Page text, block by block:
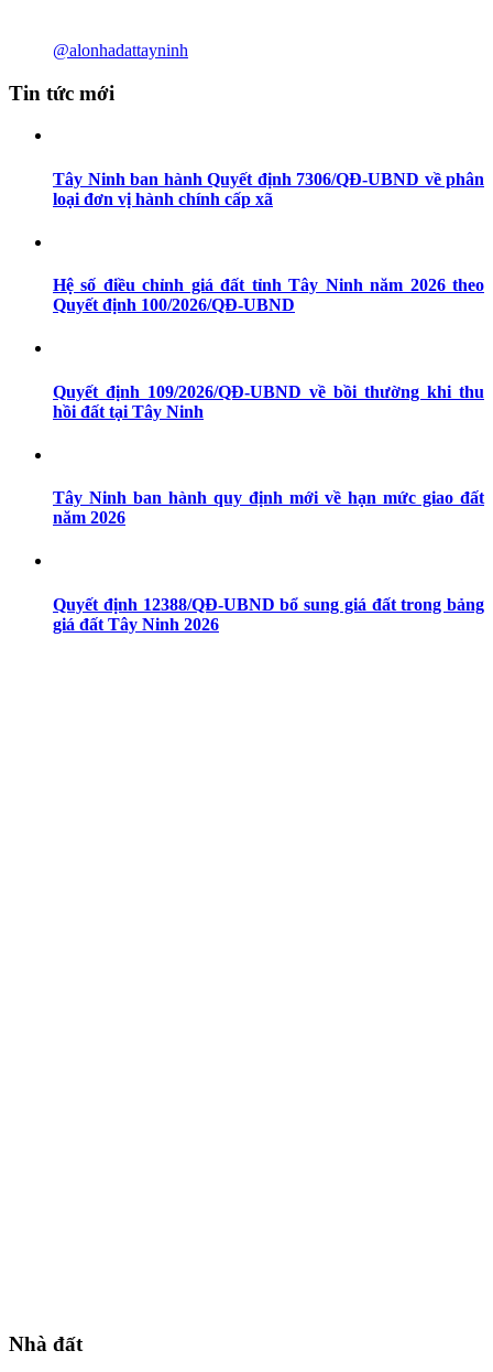
@alonhadattayninh
Tin tức mới
Tây Ninh ban hành Quyết định 7306/QĐ-UBND về phân
loại đơn vị hành chính cấp xã
Hệ số điều chỉnh giá đất tỉnh Tây Ninh năm 2026 theo
Quyết định 100/2026/QĐ-UBND
Quyết định 109/2026/QĐ-UBND về bồi thường khi thu
hồi đất tại Tây Ninh
Tây Ninh ban hành quy định mới về hạn mức giao đất
năm 2026
Quyết định 12388/QĐ-UBND bổ sung giá đất trong bảng
giá đất Tây Ninh 2026
Nhà đất